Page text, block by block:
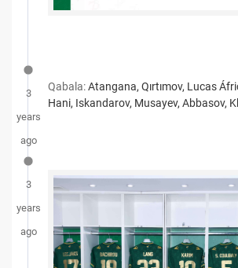
3
years
ago
Qabala:Atangana, Qırtımov, Lucas
Hani, Ιskandarov, Musayev, Abbasov,
3
years
ago